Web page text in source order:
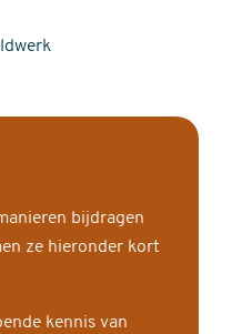
bijdragen
ze hieronder kort
kennis van